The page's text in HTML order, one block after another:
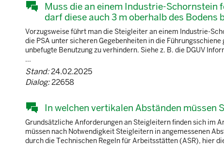
Muss die an einem Industrie-
darf diese auch 3 m oberhalb des Bodens
Vorzugsweise führt man die Steigleiter an einem Industrie-
die PSA unter sicheren Gegebenheiten in die
unbefugte Benutzung zu verhindern. Siehe z. B. die DGUV
...
Stand:24.02.2025
Dialog:22658
In welchen vertikalen Abständen
Grundsätzliche Anforderungen an Steigleitern finden sich im
müssen nach Notwendigkeit Steigleitern in angemessenen
durch die Technischen Regeln für Arbeitsstätten (ASR), hier